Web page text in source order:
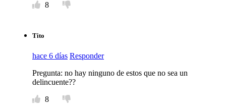
8
Tito
hace 6 días Responder
Pregunta: no hay ninguno de estos que no sea un
delincuente??
8